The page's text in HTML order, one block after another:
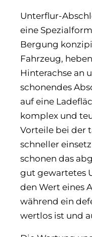
Unterflur-
eine
Bergung
Fahrzeug,
Hinterachse an
schonendes
auf eine
komplex und
Vorteile bei der
schneller
schonen das
gut gewartetes
den Wert eines
während ein
wertlos ist und